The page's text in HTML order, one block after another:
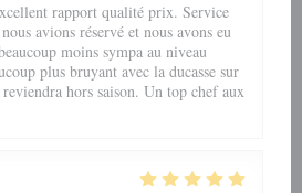
rapport qualité prix. Service
avions réservé et nous avons eu
moins sympa au niveau
plus bruyant avec la ducasse sur
hors saison. Un top chef aux